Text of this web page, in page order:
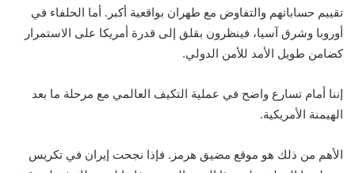
تقييم حساباتهم والتفاوض مع طهران بواقعية أكبر. أما الحلفاء في
أوروبا وشرق آسيا، فينظرون بقلق إلى قدرة أمريكا على الاستمرار
كضامن طويل الأمد للأمن الدولي.
إننا أمام تسارع واضح في عملية التكيف العالمي مع مرحلة ما بعد
الهيمنة الأمريكية.
الأهم من ذلك هو موقع مضيق هرمز. فإذا نجحت إيران في تكريس